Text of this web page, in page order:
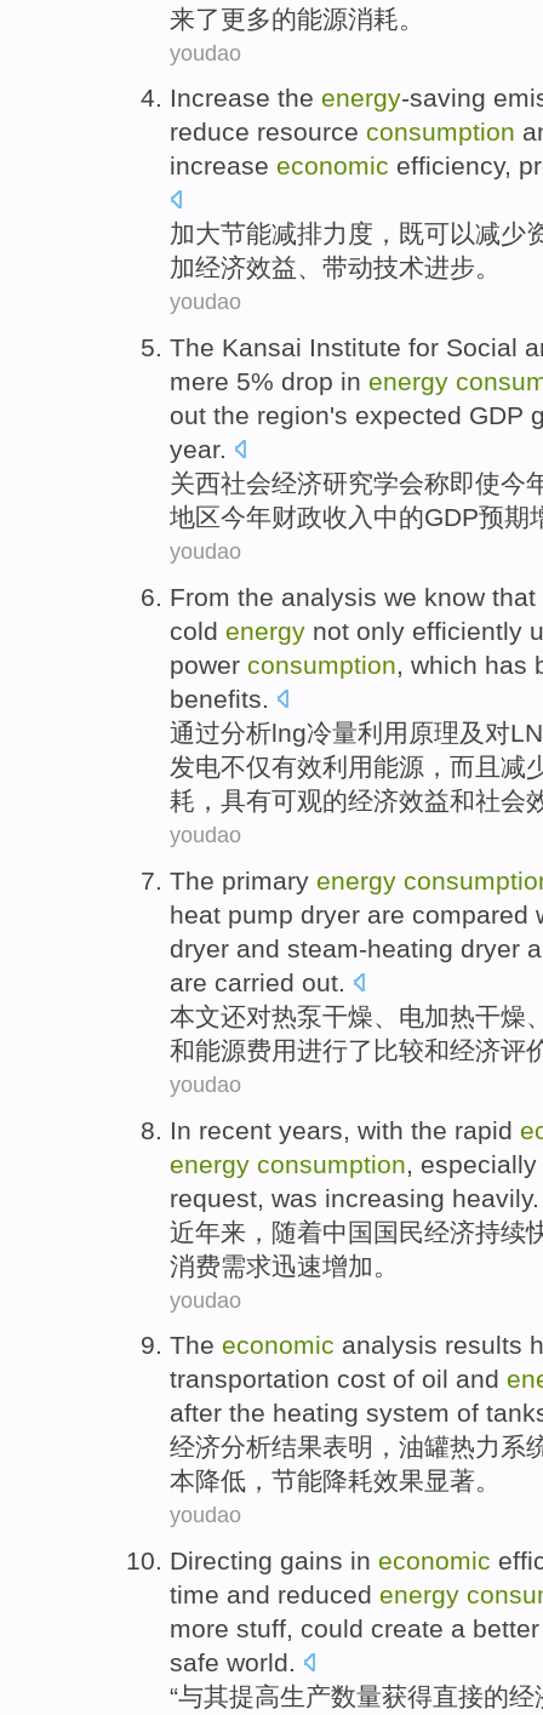
来了更多的能源消耗 。
youdao
Increase the energy-saving
reduce resource consumption
increase economic efficiency,
加大节能减排力度 ， 既可以减少
加经济效益、 带动技术进步。
youdao
The Kansai Institute for Social
mere 5% drop in energy
out the region's expected GDP
year.
关西社会经济研究学会称即使今
地区今年财政收入 中的GDP预期
youdao
From the analysis we know that
cold energy not only efficiently
power consumption, which has
benefits.
通过分析lng冷量利用 原理及 对
发电不仅有效利用能源 ， 而且 减
耗 ， 具有可观的经济效益和社会
youdao
The primary energy
heat pump dryer are compared
dryer and steam-heating dryer
are carried out.
本文还对热泵干燥、 电加热干燥
和能源费用进行了 比较和经济评
youdao
In recent years with the rapid
energy consumption especially
request was increasing heavily.
近年来， 随着中国 国民经济持续
消费需求迅速增加。
youdao
The economic analysis results
transportation cost of oil and
after the heating system of
经济分析结果表明 ， 油罐热力 系
本降低 ， 节能降耗效果显著。
youdao
Directing gains in economic
time and reduced energy
more stuff, could create a better
safe world.
“与其提高生产数量获得直接的经